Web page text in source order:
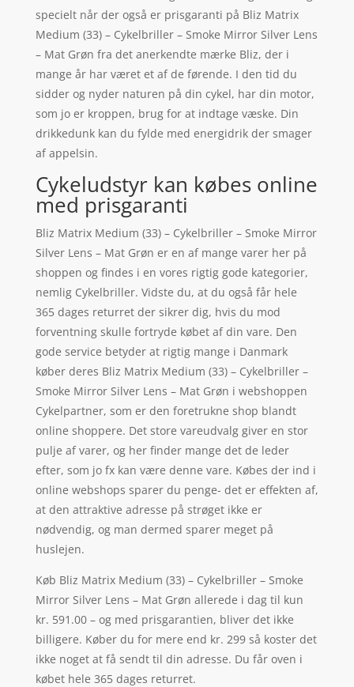
specielt når der også er prisgaranti på Bliz Matrix
Medium (33) – Cykelbriller – Smoke Mirror Silver Lens
– Mat Grøn fra det anerkendte mærke Bliz, der i
mange år har været et af de førende. I den tid du
sidder og nyder naturen på din cykel, har din motor,
som jo er kroppen, brug for at indtage væske. Din
drikkedunk kan du fylde med energidrik der smager
af appelsin.
Cykeludstyr kan købes online
med prisgaranti
Bliz Matrix Medium (33) – Cykelbriller – Smoke Mirror
Silver Lens – Mat Grøn er en af mange varer her på
shoppen og findes i en vores rigtig gode kategorier,
nemlig Cykelbriller. Vidste du, at du også får hele
365 dages returret der sikrer dig, hvis du mod
forventning skulle fortryde købet af din vare. Den
gode service betyder at rigtig mange i Danmark
køber deres Bliz Matrix Medium (33) – Cykelbriller –
Smoke Mirror Silver Lens – Mat Grøn i webshoppen
Cykelpartner, som er den foretrukne shop blandt
online shoppere. Det store vareudvalg giver en stor
pulje af varer, og her finder mange det de leder
efter, som jo fx kan være denne vare. Købes der ind i
online webshops sparer du penge- det er effekten af,
at den attraktive adresse på strøget ikke er
nødvendig, og man dermed sparer meget på
huslejen.
Køb Bliz Matrix Medium (33) – Cykelbriller – Smoke
Mirror Silver Lens – Mat Grøn allerede i dag til kun
kr. 591.00 – og med prisgarantien, bliver det ikke
billigere. Køber du for mere end kr. 299 så koster det
ikke noget at få sendt til din adresse. Du får oven i
købet hele 365 dages returret.